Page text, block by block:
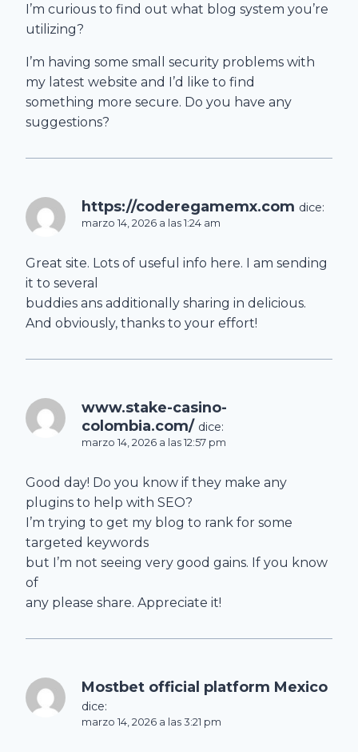
I’m curious to find out what blog system you’re
utilizing?
I’m having some small security problems with
my latest website and I’d like to find
something more secure. Do you have any
suggestions?
https://coderegamemx.com dice:
marzo 14, 2026 a las 1:24 am
Great site. Lots of useful info here. I am sending
it to several
buddies ans additionally sharing in delicious.
And obviously, thanks to your effort!
www.stake-casino-
colombia.com/ dice:
marzo 14, 2026 a las 12:57 pm
Good day! Do you know if they make any
plugins to help with SEO?
I’m trying to get my blog to rank for some
targeted keywords
but I’m not seeing very good gains. If you know
of
any please share. Appreciate it!
Mostbet official platform Mexico
dice:
marzo 14, 2026 a las 3:21 pm